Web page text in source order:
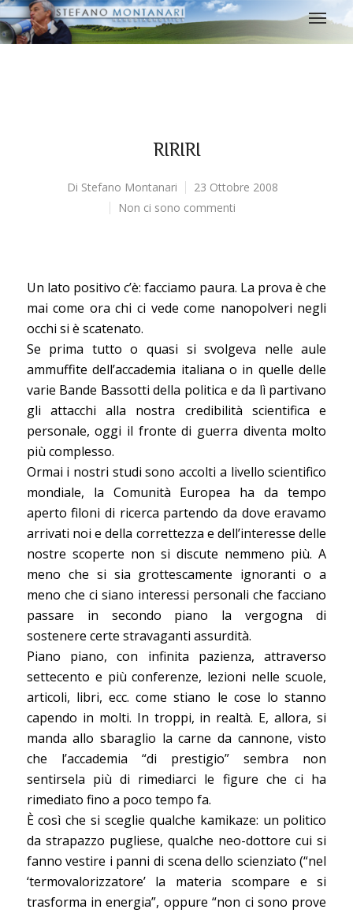
RIRIRI
Di Stefano Montanari
23 Ottobre 2008
Non ci sono commenti
Un lato positivo c’è: facciamo paura. La prova è che
mai come ora chi ci vede come nanopolveri negli
occhi si è scatenato.
Se prima tutto o quasi si svolgeva nelle aule
ammuffite dell’accademia italiana o in quelle delle
varie Bande Bassotti della politica e da lì partivano
gli attacchi alla nostra credibilità scientifica e
personale, oggi il fronte di guerra diventa molto
più complesso.
Ormai i nostri studi sono accolti a livello scientifico
mondiale, la Comunità Europea ha da tempo
aperto filoni di ricerca partendo da dove eravamo
arrivati noi e della correttezza e dell’interesse delle
nostre scoperte non si discute nemmeno più. A
meno che si sia grottescamente ignoranti o a
meno che ci siano interessi personali che facciano
passare in secondo piano la vergogna di
sostenere certe stravaganti assurdità.
Piano piano, con infinita pazienza, attraverso
settecento e più conferenze, lezioni nelle scuole,
articoli, libri, ecc. come stiano le cose lo stanno
capendo in molti. In troppi, in realtà. E, allora, si
manda allo sbaraglio la carne da cannone, visto
che l’accademia “di prestigio” sembra non
sentirsela più di rimediarci le figure che ci ha
rimediato fino a poco tempo fa.
È così che si sceglie qualche kamikaze: un politico
da strapazzo pugliese, qualche neo-dottore cui si
fanno vestire i panni di scena dello scienziato (“nel
‘termovalorizzatore’ la materia scompare e si
trasforma in energia”, oppure “non ci sono prove